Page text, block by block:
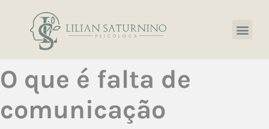
O que é falta de
comunicação